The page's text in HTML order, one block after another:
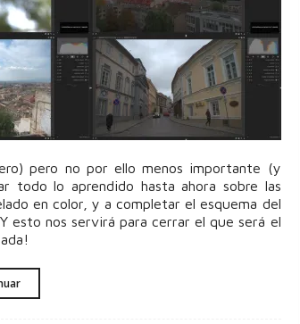
pero no por ello menos importante (y
todo lo aprendido hasta ahora sobre las
en color, y a completar el esquema del
esto nos servirá para cerrar el que será el